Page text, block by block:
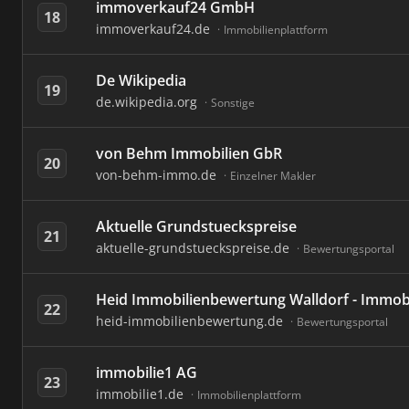
18 immoverkauf24 GmbH
immoverkauf24.de Immobilienplattform
19 De Wikipedia
de.wikipedia.org Sonstige
20 von Behm Immobilien GbR
von-behm-immo.de Einzelner Makler
21 Aktuelle Grundstueckspreise
aktuelle-grundstueckspreise.de Bewertungsportal
22 Heid Immobilienbewertung Walldorf -
heid-immobilienbewertung.de Bewertungsportal
23 immobilie1 AG
immobilie1.de Immobilienplattform